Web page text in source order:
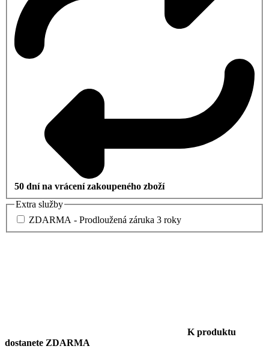
50 dní na vrácení zakoupeného zboží
Extra služby
ZDARMA - Prodloužená záruka 3 roky
K produktu
dostanete ZDARMA